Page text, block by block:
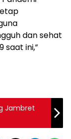
dan sehat
saat ini,”
Jambret